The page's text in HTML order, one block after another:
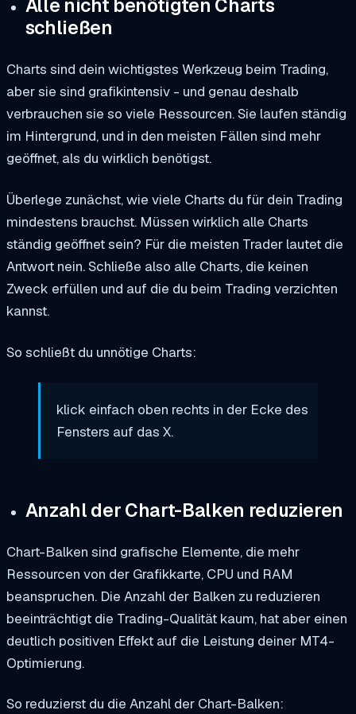
Alle nicht benötigten Charts
schließen
Charts sind dein wichtigstes Werkzeug beim Trading,
aber sie sind grafikintensiv - und genau deshalb
verbrauchen sie so viele Ressourcen. Sie laufen ständig
im Hintergrund, und in den meisten Fällen sind mehr
geöffnet, als du wirklich benötigst.
Überlege zunächst, wie viele Charts du für dein Trading
mindestens brauchst. Müssen wirklich alle Charts
ständig geöffnet sein? Für die meisten Trader lautet die
Antwort nein. Schließe also alle Charts, die keinen
Zweck erfüllen und auf die du beim Trading verzichten
kannst.
So schließt du unnötige Charts:
klick einfach oben rechts in der Ecke des
Fensters auf das X.
Anzahl der Chart-Balken reduzieren
Chart-Balken sind grafische Elemente, die mehr
Ressourcen von der Grafikkarte, CPU und RAM
beanspruchen. Die Anzahl der Balken zu reduzieren
beeinträchtigt die Trading-Qualität kaum, hat aber einen
deutlich positiven Effekt auf die Leistung deiner MT4-
Optimierung.
So reduzierst du die Anzahl der Chart-Balken: